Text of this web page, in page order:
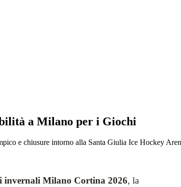
a Milano per i Giochi
e chiusure intorno alla Santa Giulia Ice Hockey
invernali Milano Cortina 2026, la